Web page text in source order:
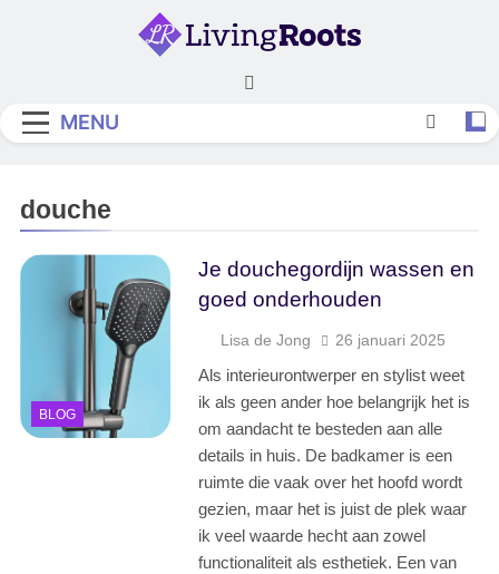
Living Roots
MENU
douche
BLOG
Je douchegordijn wassen en
goed onderhouden
Lisa de Jong 26 januari 2025
Als interieurontwerper en stylist weet
ik als geen ander hoe belangrijk het is
om aandacht te besteden aan alle
details in huis. De badkamer is een
ruimte die vaak over het hoofd wordt
gezien, maar het is juist de plek waar
ik veel waarde hecht aan zowel
functionaliteit als esthetiek. Een van